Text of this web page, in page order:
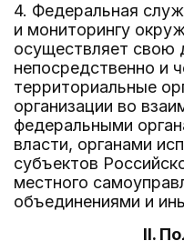
4. Федеральная
и мониторингу
осуществляет свою
непосредственно и
территориальные
организации во
федеральными
власти, органами
субъектов
местного
объединениями и
II.